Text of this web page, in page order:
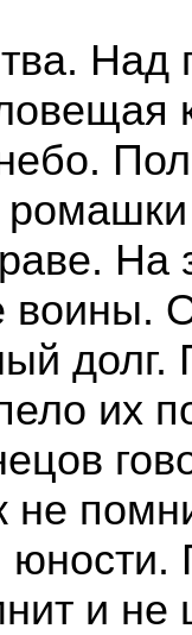
Над
На
воины.
долг.
их
не
и не